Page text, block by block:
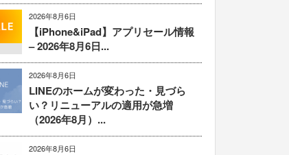
2026年8月6日
【iPhone&iPad】アプリセール情報
– 2026年8月6日...
2026年8月6日
LINEのホームが変わった・見づら
い？リニューアルの適用が急増
（2026年8月）...
2026年8月6日